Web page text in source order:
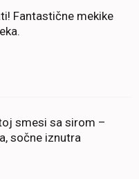
Fantastične mekike
smesi sa sirom –
sočne iznutra